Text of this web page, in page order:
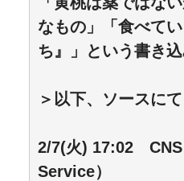
なもの」「食べて
ち』」という書き込
＞以下、ソースにて
2/7(火) 17:02
Service）